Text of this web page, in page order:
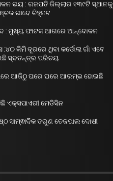
ଭୟ : ଗଜପତି ଜିଲ୍ଲାର ୧୩୯ଟି ସ୍ଥାନକୁ
ଭାବେ ଚିହ୍ନଟ
: ମୁଖ୍ୟ ଫାଟକ ଆଗରେ ଆନ୍ଦୋଳନ
କିମି ଦୂରରେ ଥିବା କର୍ଡୋଲା ଗାଁ ଏବେ
ସ୍ବତନ୍ତ୍ର ପରିଚୟ
ଆଜିଠୁ ଘରେ ଘରେ ଆରମ୍ଭ ହୋଇଛି
ଏକ୍ସପାଏରୀ ମେଡିସିନ
ସାମ୍ଵାଦିକ ତରୁଣ ତେଜପାଲ ଦୋଷୀ